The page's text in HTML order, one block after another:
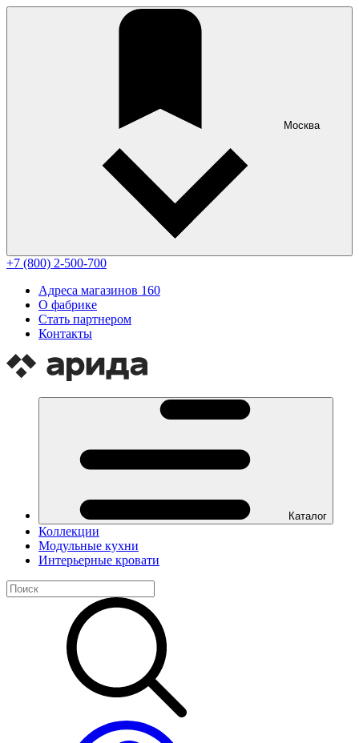
Москва
+7 (800) 2-500-700
Адреса магазинов 160
О фабрике
Стать партнером
Контакты
Каталог
Коллекции
Модульные кухни
Интерьерные кровати